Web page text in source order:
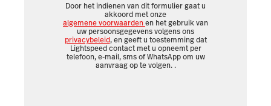
Door het indienen van dit formulier gaat u
akkoord met onze
algemene voorwaardenen het gebruik van
uw persoonsgegevens volgens ons
privacybeleid, en geeft u toestemming dat
Lightspeed contact met u opneemt per
telefoon, e-mail, sms of WhatsApp om uw
aanvraag op te volgen. .